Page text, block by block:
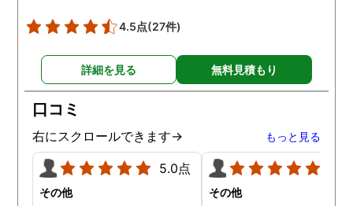
4.5点(27件)
詳細を見る 無料見積もり
口コミ
右にスクロールできます→ もっと見る
5.0点
その他 その他